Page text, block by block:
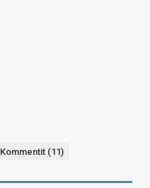
Kommentit (11)